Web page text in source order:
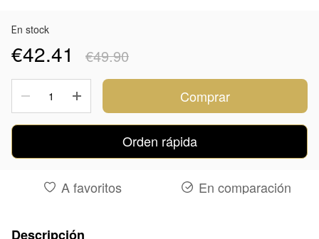
Еn stock
€42.41 €49.90
Comprar
Orden rápida
A favoritos En comparación
Descripción